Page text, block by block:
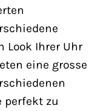
Look Ihrer Uhr
eine grosse
perfekt zu